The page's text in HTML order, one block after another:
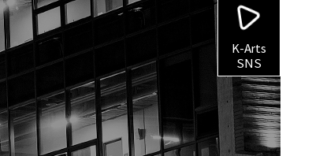
K-Arts
SNS